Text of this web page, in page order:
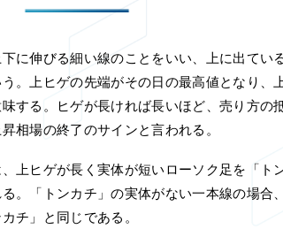
に伸びる細い線のことをいい、上に出てい
。上ヒゲの先端がその日の最高値となり、
する。ヒゲが長ければ長いほど、売り方の
相場の終了のサインと言われる。
上ヒゲが長く実体が短いローソク足を「ト
。「トンカチ」の実体がない一本線の場合
チ」と同じである。